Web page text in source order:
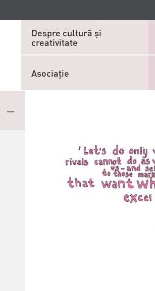
Despre cultură și
creativitate
Asociaţie